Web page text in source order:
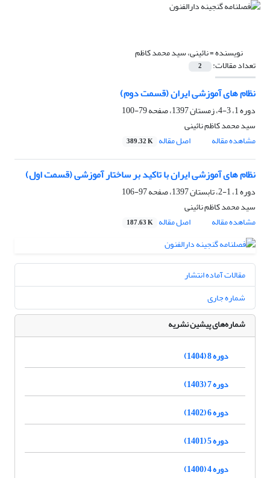
نویسنده =نائینی، سید محمد کاظم
تعداد مقالات: 2
نظام های آموزشی ایران (قسمت دوم)
دوره 1، 3-4، زمستان 1397، صفحه
79-100
سید محمد کاظم نائینی
مشاهده مقاله
اصل مقاله 389.32 K
نظام های آموزشی ایران با تاکید بر ساختار آموزشی (قسمت اول)
دوره 1، 1-2، تابستان 1397، صفحه
97-106
سید محمد کاظم نائینی
مشاهده مقاله
اصل مقاله 187.63 K
مقالات آماده انتشار
شماره جاری
شماره‌های پیشین نشریه
دوره 8 (1404)
دوره 7 (1403)
دوره 6 (1402)
دوره 5 (1401)
دوره 4 (1400)